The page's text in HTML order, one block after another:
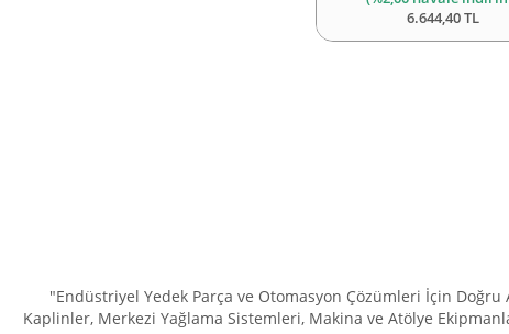
6.644,40 TL
"Endüstriyel Yedek Parça ve Otomasyon Çözümleri İçin Doğru
Kaplinler, Merkezi Yağlama Sistemleri, Makina ve Atölye